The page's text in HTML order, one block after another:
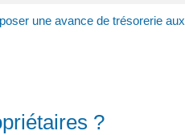
une avance de trésorerie aux
?